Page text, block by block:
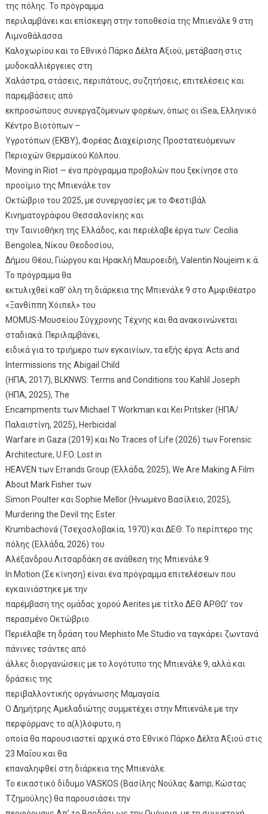
της πόλης. Το πρόγραμμα
περιλαμβάνει και επίσκεψη στην τοποθεσία της Μπιενάλε 9 στη
Λιμνοθάλασσα
Καλοχωρίου και το Εθνικό Πάρκο Δέλτα Αξιού, μετάβαση στις
μυδοκαλλιέργειες στη
Χαλάστρα, στάσεις, περιπάτους, συζητήσεις, επιτελέσεις και
παρεμβάσεις από
εκπροσώπους συνεργαζόμενων φορέων, όπως οι iSea, Ελληνικό
Κέντρο Bιοτόπων –
Yγροτόπων (ΕΚΒΥ), Φορέας Διαχείρισης Προστατευόμενων
Περιοχών Θερμαϊκού Κόλπου.
Moving in Riot — ένα πρόγραμμα προβολών που ξεκίνησε στο
προοίμιο της Μπιενάλε τον
Οκτώβριο του 2025, με συνεργασίες με το Φεστιβάλ
Κινηματογράφου Θεσσαλονίκης και
την Ταινιοθήκη της Ελλάδος, και περιέλαβε έργα των: Cecilia
Bengolea, Νίκου Θεοδοσίου,
Δήμου Θέου, Γιώργου και Ηρακλή Μαυροειδή, Valentin Noujeim κ.ά.
Το πρόγραμμα θα
εκτυλιχθεί καθ’ όλη τη διάρκεια της Μπιενάλε 9 στο Αμφιθέατρο
«Ξανθίππη Χόιπελ» του
MOMUS-Μουσείου Σύγχρονης Τέχνης και θα ανακοινώνεται
σταδιακά. Περιλαμβάνει,
ειδικά για το τριήμερο των εγκαινίων, τα εξής έργα: Acts and
Intermissions της Abigail Child
(ΗΠΑ, 2017), BLKNWS: Terms and Conditions του Kahlil Joseph
(ΗΠΑ, 2025), The
Encampments των Michael T Workman και Kei Pritsker (ΗΠΑ/
Παλαιστίνη, 2025), Herbicidal
Warfare in Gaza (2019) και No Traces of Life (2026) των Forensic
Architecture, U.F.O. Lost in
HEAVEN των Errands Group (Ελλάδα, 2025), We Are Making A Film
About Mark Fisher των
Simon Poulter και Sophie Mellor (Ηνωμένο Βασίλειο, 2025),
Murdering the Devil της Ester
Krumbachová (Τσεχοσλοβακία, 1970) και ΔΕΘ: Το περίπτερο της
πόλης (Ελλάδα, 2026) του
Αλέξανδρου Λιτσαρδάκη σε ανάθεση της Μπιενάλε 9.
In Motion (Σε κίνηση) είναι ένα πρόγραμμα επιτελέσεων που
εγκαινιάστηκε με την
παρέμβαση της ομάδας χορού Aerites με τίτλο ΔΕΘ ΑΡΘΩ’ τον
περασμένο Οκτώβριο.
Περιέλαβε τη δράση του Mephisto Me Studio να ταγκάρει ζωντανά
πάνινες τσάντες από
άλλες διοργανώσεις με το λογότυπο της Μπιενάλε 9, αλλά και
δράσεις της
περιβαλλοντικής οργάνωσης Μαμαγαία.
Ο Δημήτρης Αμελαδιώτης συμμετέχει στην Μπιενάλε με την
περφόρμανς το α(λ)λόφυτο, η
οποία θα παρουσιαστεί αρχικά στο Εθνικό Πάρκο Δέλτα Αξιού στις
23 Μαΐου και θα
επαναληφθεί στη διάρκεια της Μπιενάλε.
Το εικαστικό δίδυμο VASKOS (Βασίλης Νούλας &amp; Κώστας
Τζημούλης) θα παρουσιάσει την